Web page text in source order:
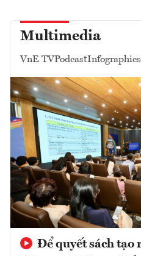
Multimedia
VnE TVPodcastInfographics
Để quyết sách tạo